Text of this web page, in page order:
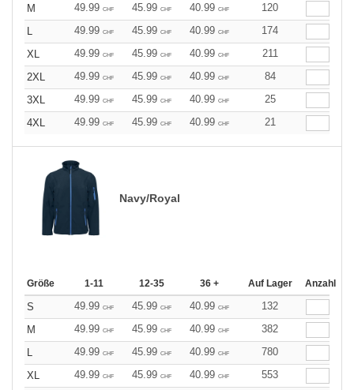
M
49.99 CHF 45.99 CHF 40.99 CHF
120
L
49.99 CHF 45.99 CHF 40.99 CHF
174
XL
49.99 CHF 45.99 CHF 40.99 CHF
211
2XL
49.99 CHF 45.99 CHF 40.99 CHF
84
3XL
49.99 CHF 45.99 CHF 40.99 CHF
25
4XL
49.99 CHF 45.99 CHF 40.99 CHF 21
Navy/Royal
Größe 1-11 12-35 36 + Auf Lager Anzahl
S 49.99 CHF 45.99 CHF 40.99 CHF
132
M
49.99 CHF 45.99 CHF 40.99 CHF
382
L
49.99 CHF 45.99 CHF 40.99 CHF
780
XL
49.99 CHF 45.99 CHF 40.99 CHF 553